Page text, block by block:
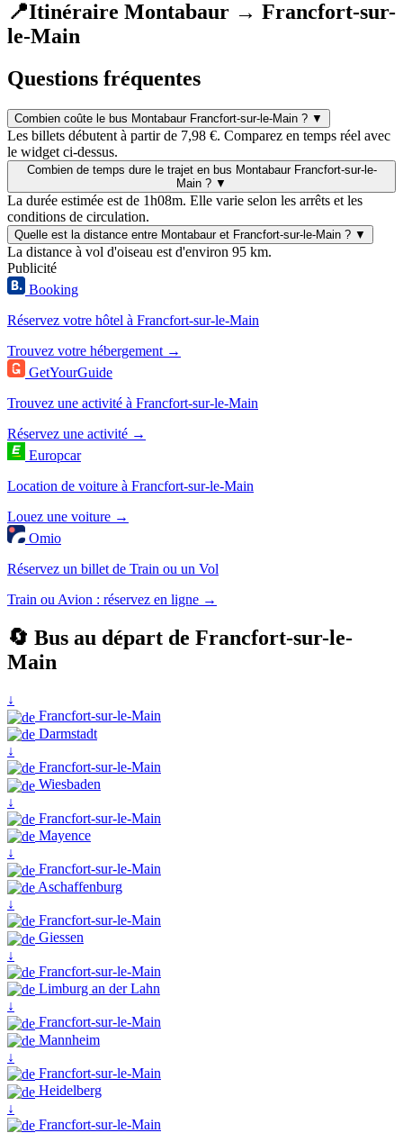
📍Itinéraire Montabaur → Francfort-sur-
le-Main
Questions fréquentes
Combien coûte le bus Montabaur Francfort-sur-le-Main ? ▼
Les billets débutent à partir de 7,98 €. Comparez en temps réel avec
le widget ci-dessus.
Combien de temps dure le trajet en bus Montabaur Francfort-sur-le-
Main ? ▼
La durée estimée est de 1h08m. Elle varie selon les arrêts et les
conditions de circulation.
Quelle est la distance entre Montabaur et Francfort-sur-le-Main ? ▼
La distance à vol d'oiseau est d'environ 95 km.
Publicité
Booking
Réservez votre hôtel à Francfort-sur-le-Main
Trouvez votre hébergement →
GetYourGuide
Trouvez une activité à Francfort-sur-le-Main
Réservez une activité →
Europcar
Location de voiture à Francfort-sur-le-Main
Louez une voiture →
Omio
Réservez un billet de Train ou un Vol
Train ou Avion : réservez en ligne →
🔄 Bus au départ de Francfort-sur-le-
Main
↓
Francfort-sur-le-Main
Darmstadt
↓
Francfort-sur-le-Main
Wiesbaden
↓
Francfort-sur-le-Main
Mayence
↓
Francfort-sur-le-Main
Aschaffenburg
↓
Francfort-sur-le-Main
Giessen
↓
Francfort-sur-le-Main
Limburg an der Lahn
↓
Francfort-sur-le-Main
Mannheim
↓
Francfort-sur-le-Main
Heidelberg
↓
Francfort-sur-le-Main